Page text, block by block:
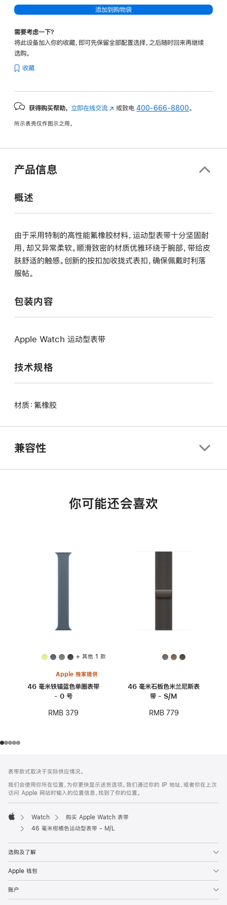
添加到购物袋
需要考虑一下？
将此设备加入你的收藏，即可先保留全部配置选择，之后随时回来再继续
选购。
收藏
获得购买帮助， 立即在线交流 (在
中
或致电400-666-8800 。
所示表壳仅作图示之用。
产品信息
概述
由于采用特制的高性能氟橡胶材料，运动型表带十分坚固耐
用，却又异常柔软。顺滑致密的材质优雅环绕于腕部，带给皮
肤舒适的触感。创新的按扣加收拢式表扣，确保佩戴时利落
服帖。
包装内容
Apple Watch 运动型表带
技术规格
材质：氟橡胶
兼容性
你可能还会喜欢
+ 其他 1 款
Apple 独家提供
46 毫米铁锚蓝色单圈表带
- 0 号
RMB 379
46 毫米石板色米兰尼斯表
带 - S/M
RMB 779
页
页
脚
注
表带款式取决于实际供应情况。
我们会使用你所在位置，为你更快显示送货选项。我们通过你的 IP 地址，或者你在上次
访问 Apple 网站时输入的位置信息，找到了你的位置。
Apple
Watch
购买 Apple Watch 表带
46 毫米柑橘色运动型表带 - M/L
选购及了解
Apple 钱包
账户